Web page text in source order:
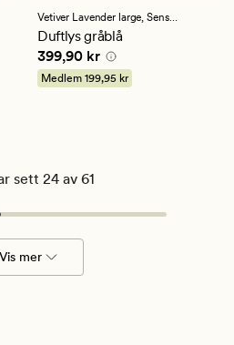
Vetiver Lavender large,Sense the Moment
Duftlys gråblå
Pris 399,90 kr
399,90 kr
Medlem 199,95 kr
sett 24 av 61
Vis mer